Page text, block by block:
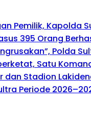
Pemilik, Kapolda
395 Orang
Polda
Satu
dan Stadion
Periode